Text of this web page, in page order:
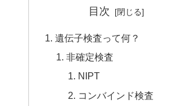
目次
遺伝子検査って何？
非確定検査
NIPT
コンバインド検査